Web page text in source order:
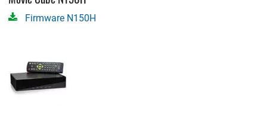
Firmware N150H